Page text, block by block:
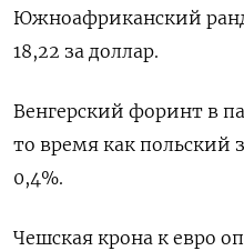
Южноафриканский
18,22 за доллар.
Венгерский форинт в
то время как польский
0,4%.
Чешская крона к евро